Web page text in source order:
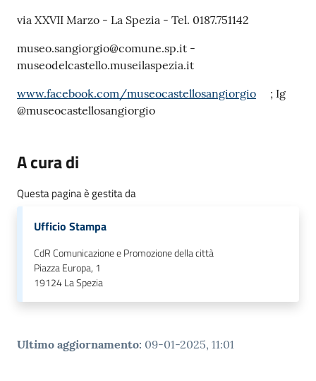
i
i
o
n
l
e
N
P
Tutti
argomenti...
via XXVII Marzo - La Spezia - Tel. 0187.751142
museo.sangiorgio@comune.sp.it -
museodelcastello.museilaspezia.it
www.facebook.com/museocastellosangiorgio
; Ig
@museocastellosangiorgio
A cura di
Questa pagina è gestita da
Ufficio Stampa
CdR Comunicazione e Promozione della città
Piazza Europa, 1
19124La Spezia
Ultimo aggiornamento: 09-01-2025, 11:01